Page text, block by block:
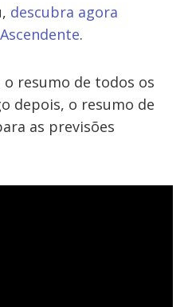
descubra agora
.
resumo de todos os
depois, o resumo de
as previsões